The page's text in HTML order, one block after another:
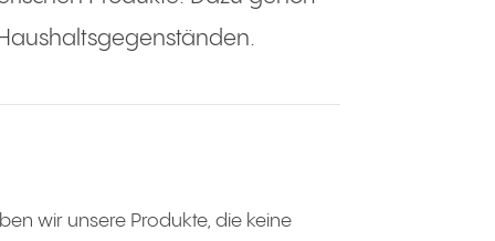
wir unsere Produkte, die keine